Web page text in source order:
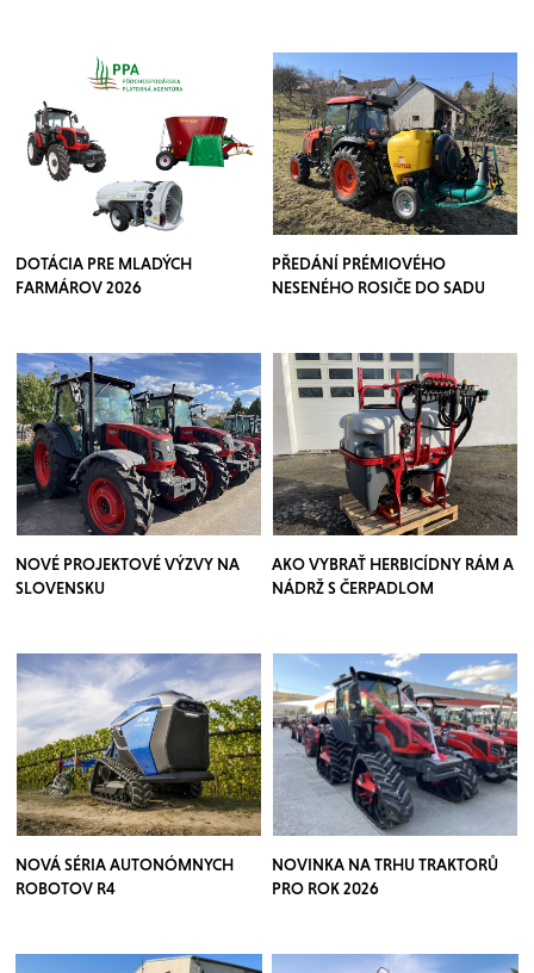
DOTÁCIA PRE MLADÝCH
FARMÁROV 2026
PŘEDÁNÍ PRÉMIOVÉHO
NESENÉHO ROSIČE DO SADU
NOVÉ PROJEKTOVÉ VÝZVY NA
SLOVENSKU
AKO VYBRAŤ HERBICÍDNY RÁM A
NÁDRŽ S ČERPADLOM
NOVÁ SÉRIA AUTONÓMNYCH
ROBOTOV R4
NOVINKA NA TRHU TRAKTORŮ
PRO ROK 2026